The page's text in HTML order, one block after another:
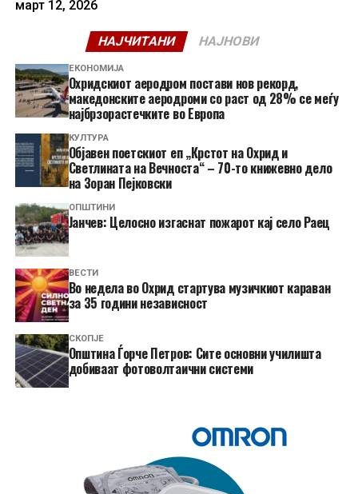
март 12, 2026
НАЈЧИТАНИ НАЈНОВИ
ЕКОНОМИЈА
Охридскиот аеродром постави нов рекорд,
македонските аеродроми со раст од 28% се меѓу
најбрзорастечките во Европа
КУЛТУРА
Објавен поетскиот еп „Крстот на Охрид и
Светлината на Вечноста“ – 70-то книжевно дело
на Зоран Пејковски
ОПШТИНИ
Јанчев: Целосно изгаснат пожарот кај село Раец
ВЕСТИ
Во недела во Охрид стартува музичкиот караван
за 35 години независност
СКОПЈЕ
Општина Ѓорче Петров: Сите основни училишта
добиваат фотоволтаични системи